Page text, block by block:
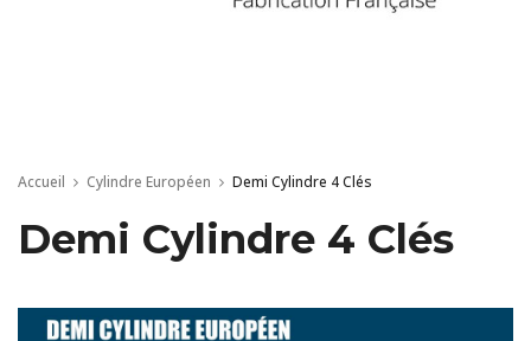
Accueil Cylindre Européen Demi Cylindre 4 Clés
Demi Cylindre 4 Clés